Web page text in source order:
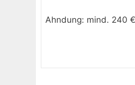
Ahndung: mind. 240